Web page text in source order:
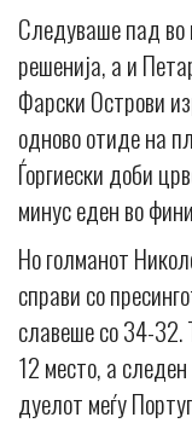
Следуваше пад во
решенија, а и
Фарски Острови
одново отиде на
Ѓоргиески доби
минус еден во
Но голманот
справи со
славеше со 34-32.
12 место, а
дуелот меѓу